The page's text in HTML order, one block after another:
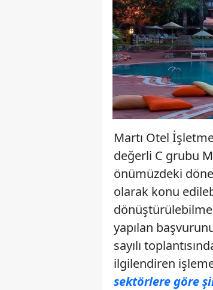
Martı Otel
değerli C grubu
önümüzdeki
olarak konu
yapılan
sayılı
ilgilendiren
sektörlere göre